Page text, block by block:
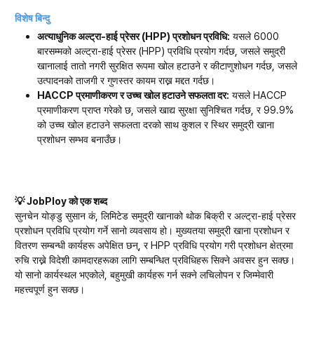
विशेष बिन्दु
अत्याधुनिक अल्ट्रा-हाई प्रेसर (HPP) प्रशोधन प्रविधि: यसले 6000
बारसम्मको अल्ट्रा-हाई प्रेसर (HPP) प्रविधि प्रयोग गर्दछ, जसले समुद्री
खानालाई तातो नगरी सुरक्षित रूपमा खोल हटाउने र कीटाणुशोधन गर्दछ, जसले
उत्पादनको ताजगी र गुणस्तर कायम राख्न मद्दत गर्दछ।
HACCP प्रमाणीकरण र उच्च खोल हटाउने सफलता दर: यसले HACCP
प्रमाणीकरण प्राप्त गरेको छ, जसले खाद्य सुरक्षा सुनिश्चित गर्दछ, र 99.9%
को उच्च खोल हटाउने सफलता दरको साथ कुशल र स्थिर समुद्री खाना
प्रशोधन सम्भव बनाउँछ।
💡 JobPloy को एक शब्द
सुनचेन योङ्डु सुसान कं, लिमिटेड समुद्री खानाको थोक बिक्री र अल्ट्रा-हाई प्रेसर
प्रशोधन प्रविधि प्रयोग गर्ने सानो व्यवसाय हो। मुख्यतया समुद्री खाना प्रशोधन र
वितरण सम्बन्धी कार्यहरू अपेक्षित छन्, र HPP प्रविधि प्रयोग गरी प्रशोधन क्षेत्रमा
रुचि राख्ने विदेशी कामदारहरूका लागि सम्बन्धित प्रविधिहरू सिक्ने अवसर हुन सक्छ।
यो सानो कार्यस्थल भएकोले, बहुमुखी कार्यहरू गर्न सक्ने लचिलोपन र जिम्मेवारी
महत्त्वपूर्ण हुन सक्छ।